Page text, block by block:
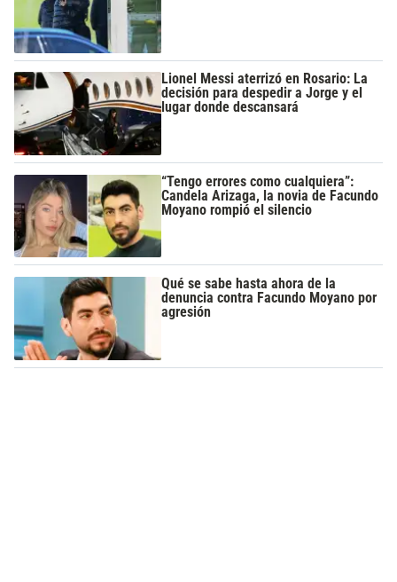
Lionel Messi aterrizó en Rosario: La
decisión para despedir a Jorge y el
lugar donde descansará
“Tengo errores como cualquiera”:
Candela Arizaga, la novia de Facundo
Moyano rompió el silencio
Qué se sabe hasta ahora de la
denuncia contra Facundo Moyano por
agresión